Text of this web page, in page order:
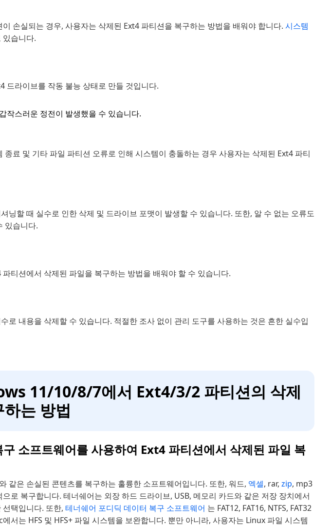
손실되는 경우, 사용자는 삭제된 Ext4 파티션을 복구하는 방법을 배워야 합니다. 시스템
있습니다.
드라이브를 작동 불능 상태로 만들 것입니다.
작스러운 정전이 발생했을 수 있습니다.
종료 및 기타 파일 파티션 오류로 인해 시스템이 충돌하는 경우 사용자는 삭제된 Ext4 파티
닝할 때 실수로 인한 삭제 및 드라이브 포맷이 발생할 수 있습니다. 또한, 알 수 없는 오류도
있습니다.
티션에서 삭제된 파일을 복구하는 방법을 배워야 할 수 있습니다.
로 내용을 삭제할 수 있습니다. 적절한 조사 없이 관리 도구를 사용하는 것은 흔한 실수입
11/10/8/7에서 Ext4/3/2 파티션의 삭제
는 방법
소프트웨어를 사용하여 Ext4 파티션에서 삭제된 파일 복
같은 손실된 콘텐츠를 복구하는 훌륭한 소프트웨어입니다. 또한, 워드, 엑셀, rar, zip, mp3
로 복구합니다. 테너쉐어는 외장 하드 드라이브, USB, 메모리 카드와 같은 저장 장치에서
택입니다. 또한, 테너쉐어 포디딕 데이터 복구 소프트웨어 는 FAT12, FAT16, NTFS, FAT32
서는 HFS 및 HFS+ 파일 시스템을 보완합니다. 뿐만 아니라, 사용자는 Linux 파일 시스템